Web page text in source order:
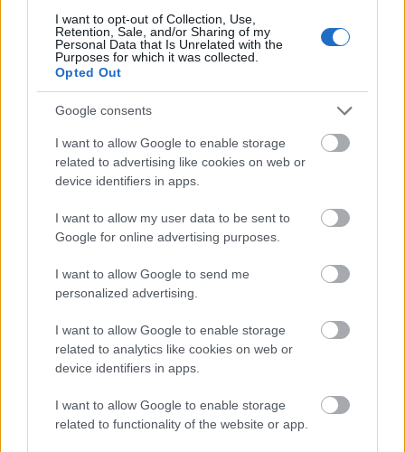
I want to opt-out of Collection, Use,
Retention, Sale, and/or Sharing of my
Personal Data that Is Unrelated with the
Purposes for which it was collected.
Opted Out
Google consents
I want to allow Google to enable storage
related to advertising like cookies on web or
device identifiers in apps.
I want to allow my user data to be sent to
Google for online advertising purposes.
I want to allow Google to send me
personalized advertising.
I want to allow Google to enable storage
related to analytics like cookies on web or
device identifiers in apps.
I want to allow Google to enable storage
related to functionality of the website or app.
ευχάριστες στιγμές παρέα, κρατώντας ωστόσο
ιδιωτικότητα στην σχέση τους.